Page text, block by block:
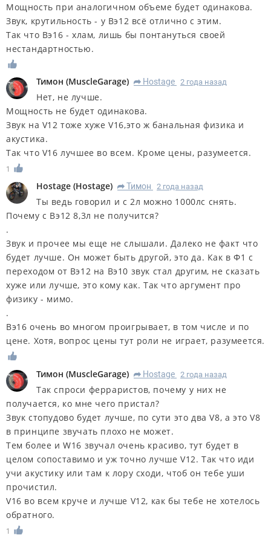
Мощность при аналогичном объеме будет одинакова.
Звук, крутильность - у Вэ12 всё отлично с этим.
Так что Вэ16 - хлам, лишь бы понтануться своей
нестандартностью.
Тимон (MuscleGarage) R Hostage 2 года назад
Нет, не лучше.
Мощность не будет одинакова.
Звук на V12 тоже хуже V16,это ж банальная физика и
акустика.
Так что V16 лучшее во всем. Кроме цены, разумеется.
1
Hostage (Hostage) R Тимон 2 года назад
Ты ведь говорил и с 2л можно 1000лс снять.
Почему с Вэ12 8,3л не получится?
.
Звук и прочее мы еще не слышали. Далеко не факт что
будет лучше. Он может быть другой, это да. Как в Ф1 с
переходом от Вэ12 на Вэ10 звук стал другим, не сказать
хуже или лучше, это кому как. Так что аргумент про
физику - мимо.
.
Вэ16 очень во многом проигрывает, в том числе и по
цене. Хотя, вопрос цены тут роли не играет, разумеется.
Тимон (MuscleGarage) R Hostage 2 года назад
Так спроси ферраристов, почему у них не
получается, ко мне чего пристал?
Звук стопудово будет лучше, по сути это два V8, а это V8
в принципе звучать плохо не может.
Тем более и W16 звучал очень красиво, тут будет в
целом сопоставимо и уж точно лучше V12. Так что иди
учи акустику или там к лору сходи, чтоб он тебе уши
прочистил.
V16 во всем круче и лучше V12, как бы тебе не хотелось
обратного.
1